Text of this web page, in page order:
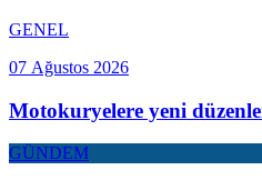
GENEL
07 Ağustos 2026
Motokuryelere yeni
GÜNDEM